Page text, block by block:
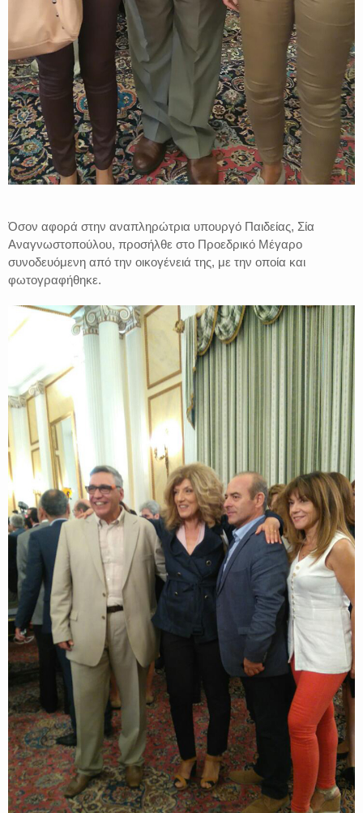
Όσον αφορά στην αναπληρώτρια υπουργό Παιδείας, Σία
Αναγνωστοπούλου, προσήλθε στο Προεδρικό Μέγαρο
συνοδευόμενη από την οικογένειά της, με την οποία και
φωτογραφήθηκε.